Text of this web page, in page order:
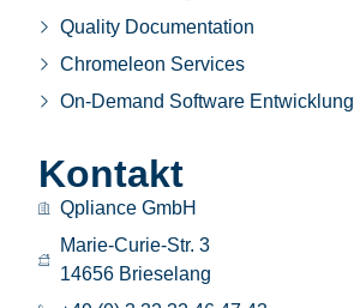
Quality Documentation
Chromeleon Services
On-Demand Software Entwicklung
Kontakt
Qpliance GmbH
Marie-Curie-Str. 3
14656 Brieselang